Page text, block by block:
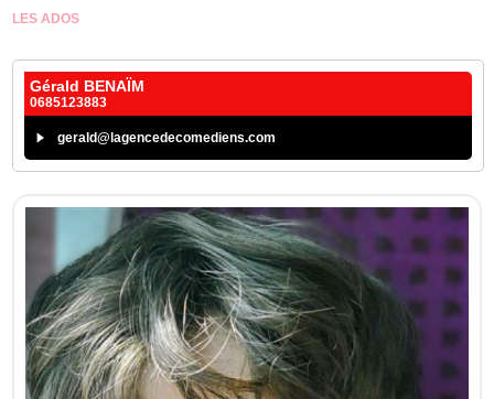
LES ADOS
Gérald BENAÏM
0685123883
gerald@lagencedecomediens.com